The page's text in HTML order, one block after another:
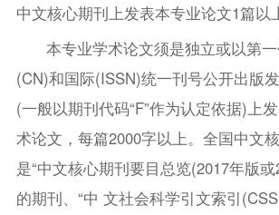
中文核心期刊上发表本专业论文1篇以
本专业学术论文须是独立或以第
(CN)和国际(ISSN)统一刊号公开出版
(一般以期刊代码“F”作为认定依据)上
术论文，每篇2000字以上。全国中文
是“中文核心期刊要目总览(2017年版
的期刊、“中 文社会科学引文索引